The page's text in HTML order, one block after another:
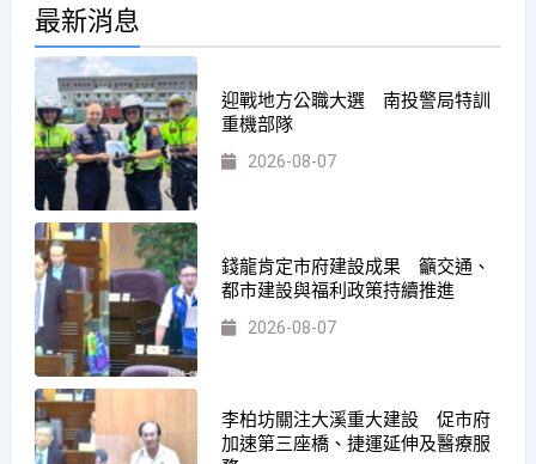
最新消息
迎戰地方公職大選 南投警局特訓
重機部隊
2026-08-07
錢龍肯定市府建設成果 籲交通、
都市建設與福利政策持續推進
2026-08-07
李柏坊關注大溪重大建設 促市府
加速第三座橋、捷運延伸及醫療服